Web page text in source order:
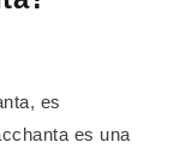
es
es una